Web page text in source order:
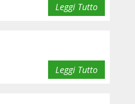
Leggi Tutto
Leggi Tutto